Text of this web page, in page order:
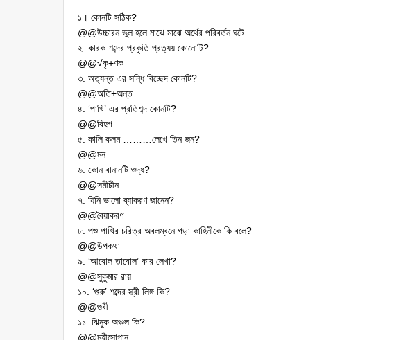
১। কোনটি সঠিক?
@@উচ্চারন ভুল হলে মাঝে মাঝে অর্থের পরিবর্তন ঘটে
২. কারক শব্দের প্রকৃতি প্রত্যয় কোনোটি?
@@√কৃ+ণক
৩. অত্যন্ত এর সন্ধি বিচ্ছেদ কোনটি?
@@অতি+অন্ত
৪. ‘পাখি’ এর প্রতিশব্দ কোনটি?
@@বিহগ
৫. কালি কলম ………লেখে তিন জন?
@@মন
৬. কোন বানানটি শুদ্ধ?
@@সমীচীন
৭. যিনি ভালো ব্যাকরণ জানেন?
@@বৈয়াকরণ
৮. পশু পাখির চরিত্র অবলম্বনে গড়া কাহিনীকে কি বলে?
@@উপকথা
৯. ‘আবোল তাবোল’ কার লেখা?
@@সুকুমার রায়
১০. ‘গুরু’ শব্দের স্ত্রী লিঙ্গ কি?
@@গুর্বী
১১. ঝিনুক অঞ্চল কি?
@@মহীসোপান